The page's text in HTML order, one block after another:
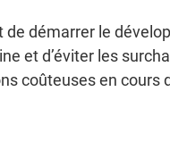
démarrer le
et d’éviter les
coûteuses en cours